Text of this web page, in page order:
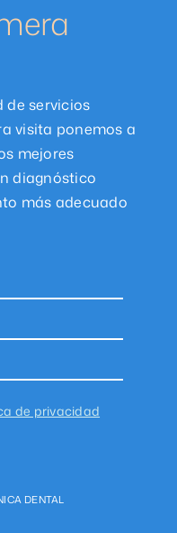
de servicios
visita ponemos a
mejores
diagnóstico
más adecuado
de privacidad
DENTAL